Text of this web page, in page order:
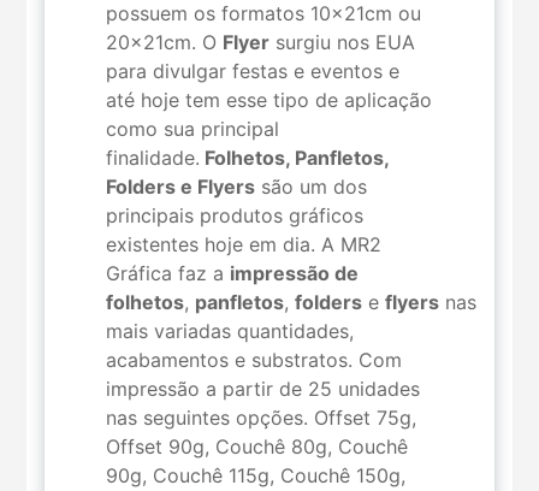
possuem os formatos 10x21cm ou
20x21cm. O Flyer surgiu nos EUA
para divulgar festas e eventos e
até hoje tem esse tipo de aplicação
como sua principal
finalidade. Folhetos, Panfletos,
Folders e Flyers são um dos
principais produtos gráficos
existentes hoje em dia. A MR2
Gráfica faz a impressão de
folhetos, panfletos,folders eflyers nas
mais variadas quantidades,
acabamentos e substratos. Com
impressão a partir de 25 unidades
nas seguintes opções. Offset 75g,
Offset 90g, Couchê 80g, Couchê
90g, Couchê 115g, Couchê 150g,